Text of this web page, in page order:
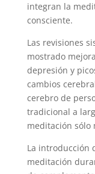
integran la
consciente.
Las revisiones
mostrado
depresión y
cambios
cerebro de
tradicional a
meditación sólo
La introducción
meditación